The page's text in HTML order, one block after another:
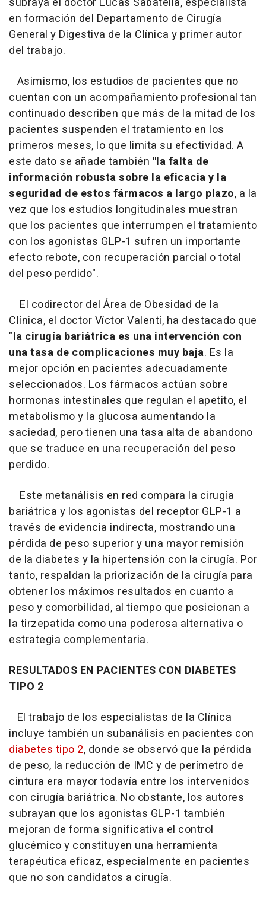
en formación del Departamento de Cirugía
General y Digestiva de la Clínica y primer autor
del trabajo.
Asimismo, los estudios de pacientes que no
cuentan con un acompañamiento profesional tan
continuado describen que más de la mitad de los
pacientes suspenden el tratamiento en los
primeros meses, lo que limita su efectividad. A
este dato se añade también "la falta de
información robusta sobre la eficacia y la
seguridad de estos fármacos a largo plazo, a la
vez que los estudios longitudinales muestran
que los pacientes que interrumpen el tratamiento
con los agonistas GLP-1 sufren un importante
efecto rebote, con recuperación parcial o total
del peso perdido".
El codirector del Área de Obesidad de la
Clínica, el doctor Víctor Valentí, ha destacado que
"la cirugía bariátrica es una intervención con
una tasa de complicaciones muy baja. Es la
mejor opción en pacientes adecuadamente
seleccionados. Los fármacos actúan sobre
hormonas intestinales que regulan el apetito, el
metabolismo y la glucosa aumentando la
saciedad, pero tienen una tasa alta de abandono
que se traduce en una recuperación del peso
perdido.
Este metanálisis en red compara la cirugía
bariátrica y los agonistas del receptor GLP-1 a
través de evidencia indirecta, mostrando una
pérdida de peso superior y una mayor remisión
de la diabetes y la hipertensión con la cirugía. Por
tanto, respaldan la priorización de la cirugía para
obtener los máximos resultados en cuanto a
peso y comorbilidad, al tiempo que posicionan a
la tirzepatida como una poderosa alternativa o
estrategia complementaria.
RESULTADOS EN PACIENTES CON DIABETES
TIPO 2
El trabajo de los especialistas de la Clínica
incluye también un subanálisis en pacientes con
diabetes tipo 2, donde se observó que la pérdida
de peso, la reducción de IMC y de perímetro de
cintura era mayor todavía entre los intervenidos
con cirugía bariátrica. No obstante, los autores
subrayan que los agonistas GLP-1 también
mejoran de forma significativa el control
glucémico y constituyen una herramienta
terapéutica eficaz, especialmente en pacientes
que no son candidatos a cirugía.